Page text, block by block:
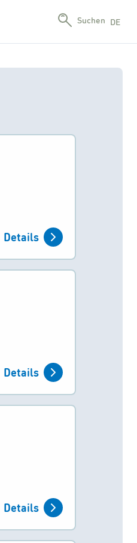
Suchen DE
Details
Details
Details